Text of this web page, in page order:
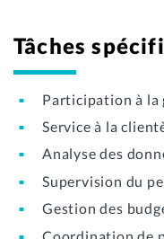
Tâches
Participation à la
Service à la
Analyse des
Supervision du
Gestion des
Coordination de